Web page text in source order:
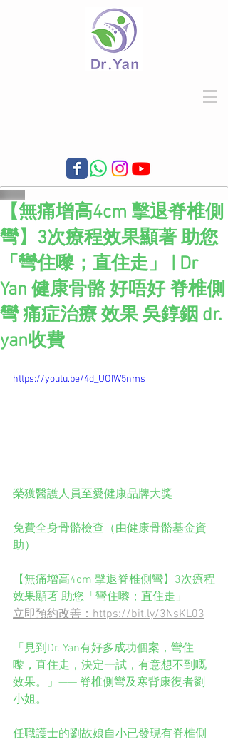
【無痛增高4cm 擊退脊椎側
彎】3次療程效果顯著 助您
「彎住嚟；直住走」 | Dr
Yan 健康骨骼 好唔好 脊椎側
彎 痛症治療 效果 吳錞銦 dr.
yan收費
https://youtu.be/4d_UOIW5nms
榮獲醫護人員至愛健康品牌大獎
免費全身骨骼檢查（由健康骨骼基金資
助）
【無痛增高4cm 擊退脊椎側彎】3次療程
效果顯著 助您「彎住嚟；直住走」
立即預約改善：https://bit.ly/3NsKL03
「見到Dr. Yan有好多成功個案，彎住
嚟，直住走，決定一試，有意想不到嘅
效果。」—— 脊椎側彎及寒背康復者劉
小姐。
任職護士的劉故娘自小已發現有脊椎側